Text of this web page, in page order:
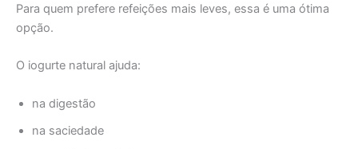
Para quem prefere refeições mais leves, essa é uma ótima
opção.
O iogurte natural ajuda:
na digestão
na saciedade